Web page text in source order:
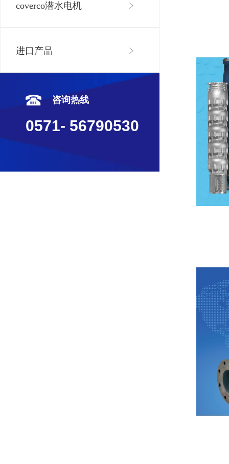
coverco潜水电机
进口产品
咨询热线
0571- 56790530